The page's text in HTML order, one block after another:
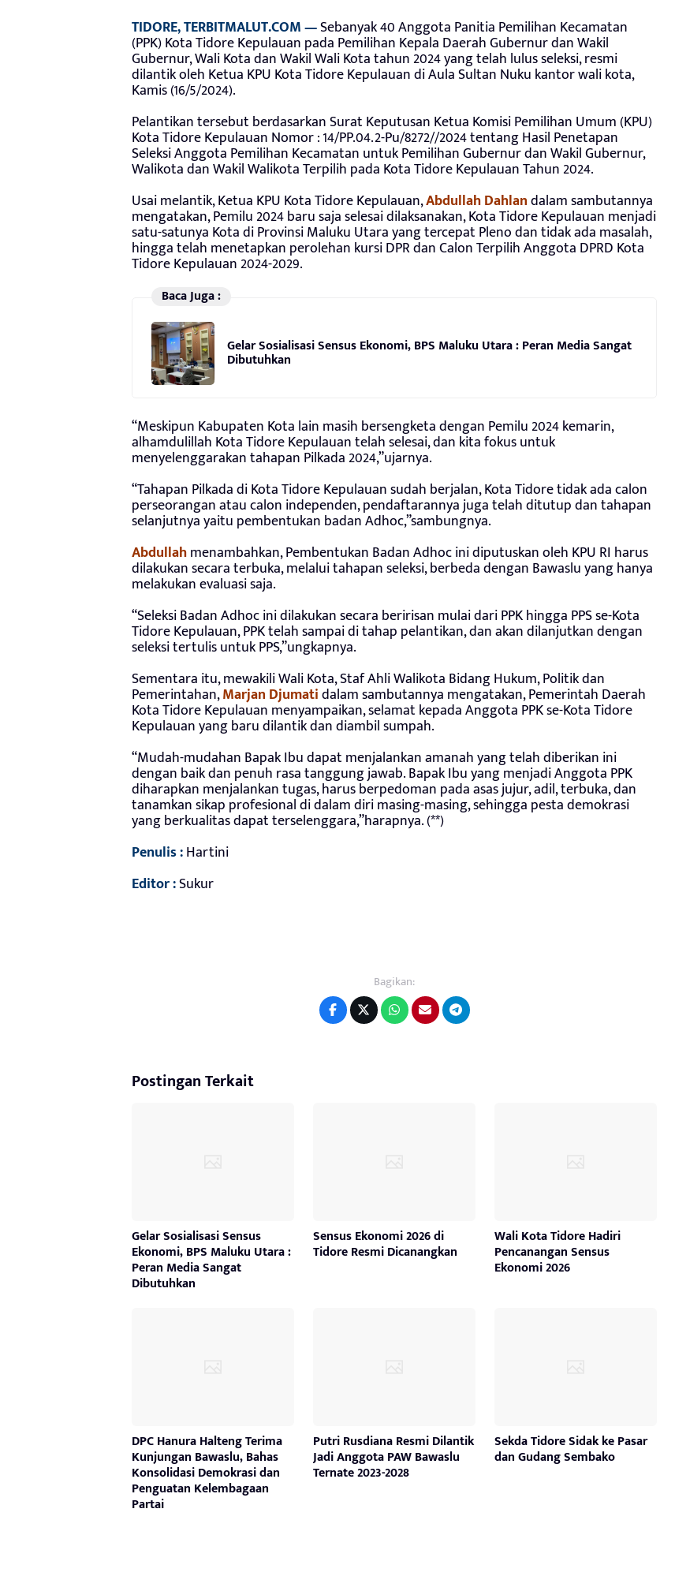
TIDORE, TERBITMALUT.COM —Sebanyak 40 Anggota Panitia Pemilihan Kecamatan
(PPK) Kota Tidore Kepulauan pada Pemilihan Kepala Daerah Gubernur dan Wakil
Gubernur, Wali Kota dan Wakil Wali Kota tahun 2024 yang telah lulus seleksi, resmi
dilantik oleh Ketua KPU Kota Tidore Kepulauan di Aula Sultan Nuku kantor wali kota,
Kamis (16/5/2024).
Pelantikan tersebut berdasarkan Surat Keputusan Ketua Komisi Pemilihan Umum (KPU)
Kota Tidore Kepulauan Nomor : 14/PP.04.2-Pu/8272//2024 tentang Hasil Penetapan
Seleksi Anggota Pemilihan Kecamatan untuk Pemilihan Gubernur dan Wakil Gubernur,
Walikota dan Wakil Walikota Terpilih pada Kota Tidore Kepulauan Tahun 2024.
Usai melantik, Ketua KPU Kota Tidore Kepulauan,Abdullah Dahlandalam sambutannya
mengatakan, Pemilu 2024 baru saja selesai dilaksanakan, Kota Tidore Kepulauan menjadi
satu-satunya Kota di Provinsi Maluku Utara yang tercepat Pleno dan tidak ada masalah,
hingga telah menetapkan perolehan kursi DPR dan Calon Terpilih Anggota DPRD Kota
Tidore Kepulauan 2024-2029.
Baca Juga :
Gelar Sosialisasi Sensus Ekonomi, BPS Maluku Utara : Peran Media Sangat
Dibutuhkan
“Meskipun Kabupaten Kota lain masih bersengketa dengan Pemilu 2024 kemarin,
alhamdulillah Kota Tidore Kepulauan telah selesai, dan kita fokus untuk
menyelenggarakan tahapan Pilkada 2024,”ujarnya.
“Tahapan Pilkada di Kota Tidore Kepulauan sudah berjalan, Kota Tidore tidak ada calon
perseorangan atau calon independen, pendaftarannya juga telah ditutup dan tahapan
selanjutnya yaitu pembentukan badan Adhoc,”sambungnya.
Abdullahmenambahkan, Pembentukan Badan Adhoc ini diputuskan oleh KPU RI harus
dilakukan secara terbuka, melalui tahapan seleksi, berbeda dengan Bawaslu yang hanya
melakukan evaluasi saja.
“Seleksi Badan Adhoc ini dilakukan secara beririsan mulai dari PPK hingga PPS se-Kota
Tidore Kepulauan, PPK telah sampai di tahap pelantikan, dan akan dilanjutkan dengan
seleksi tertulis untuk PPS,”ungkapnya.
Sementara itu, mewakili Wali Kota, Staf Ahli Walikota Bidang Hukum, Politik dan
Pemerintahan,Marjan Djumatidalam sambutannya mengatakan, Pemerintah Daerah
Kota Tidore Kepulauan menyampaikan, selamat kepada Anggota PPK se-Kota Tidore
Kepulauan yang baru dilantik dan diambil sumpah.
“Mudah-mudahan Bapak Ibu dapat menjalankan amanah yang telah diberikan ini
dengan baik dan penuh rasa tanggung jawab. Bapak Ibu yang menjadi Anggota PPK
diharapkan menjalankan tugas, harus berpedoman pada asas jujur, adil, terbuka, dan
tanamkan sikap profesional di dalam diri masing-masing, sehingga pesta demokrasi
yang berkualitas dapat terselenggara,”harapnya. (**)
Penulis :Hartini
Editor :Sukur
Bagikan:
Postingan Terkait
Gelar Sosialisasi Sensus
Ekonomi, BPS Maluku Utara :
Peran Media Sangat
Dibutuhkan
Sensus Ekonomi 2026 di
Tidore Resmi Dicanangkan
Wali Kota Tidore Hadiri
Pencanangan Sensus
Ekonomi 2026
DPC Hanura Halteng Terima
Kunjungan Bawaslu, Bahas
Konsolidasi Demokrasi dan
Penguatan Kelembagaan
Partai
Putri Rusdiana Resmi Dilantik
Jadi Anggota PAW Bawaslu
Ternate 2023-2028
Sekda Tidore Sidak ke Pasar
dan Gudang Sembako